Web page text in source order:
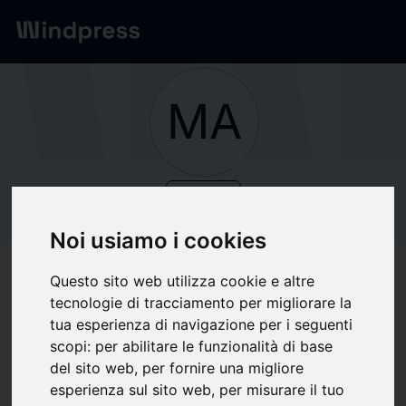
Noi usiamo i cookies
Questo sito web utilizza cookie e altre
tecnologie di tracciamento per migliorare la
tua esperienza di navigazione per i seguenti
scopi: per abilitare le funzionalità di base
del sito web, per fornire una migliore
esperienza sul sito web, per misurare il tuo
Network/Society
MA
MALDITA.ES
What we write about
Culture